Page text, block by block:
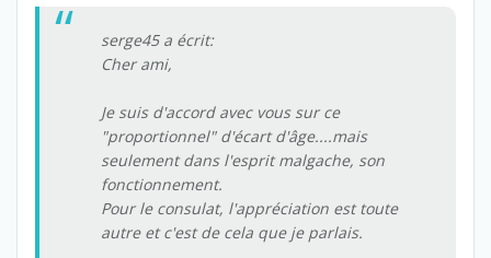
serge45 a écrit:
Cher ami,
Je suis d'accord avec vous sur ce
"proportionnel" d'écart d'âge....mais
seulement dans l'esprit malgache, son
fonctionnement.
Pour le consulat, l'appréciation est toute
autre et c'est de cela que je parlais.